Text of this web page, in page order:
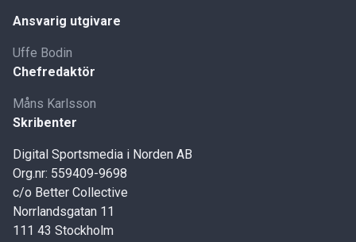
Ansvarig utgivare
Uffe Bodin
Chefredaktör
Måns Karlsson
Skribenter
Digital Sportsmedia i Norden AB
Org.nr: 559409-9698
c/o Better Collective
Norrlandsgatan 11
111 43 Stockholm